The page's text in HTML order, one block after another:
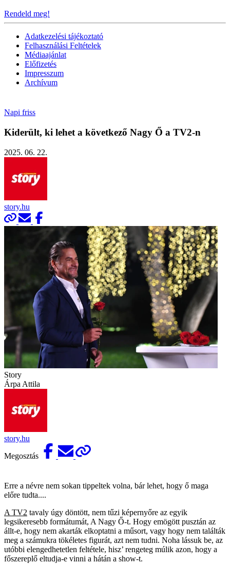
Rendeld meg!
Adatkezelési tájékoztató
Felhasználási Feltételek
Médiaajánlat
Előfizetés
Impresszum
Archívum
Napi friss
Kiderült, ki lehet a következő Nagy Ő a TV2-n
2025. 06. 22.
story.hu
Story
Árpa Attila
story.hu
Megosztás
Erre a névre nem sokan tippeltek volna, bár lehet, hogy ő maga
előre tudta....
A TV2 tavaly úgy döntött, nem tűzi képernyőre az egyik
legsikeresebb formátumát, A Nagy Ő-t. Hogy emögött pusztán az
állt-e, hogy nem akarták elkoptatni a műsort, vagy hogy nem találták
meg a számukra tökéletes figurát, azt nem tudni. Noha lássuk be, az
utóbbi elengedhetetlen feltétele, hisz’ rengeteg múlik azon, hogy a
főszereplő eltudja-e vinni a hátán a show-t.